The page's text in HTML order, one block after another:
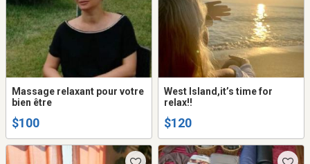
Massage relaxant pour votre
bien être
$100
West Island,it’s time for
relax!!
$120